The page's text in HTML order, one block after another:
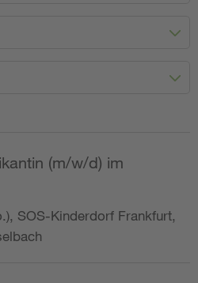
(m/w/d) im
SOS-Kinderdorf Frankfurt,